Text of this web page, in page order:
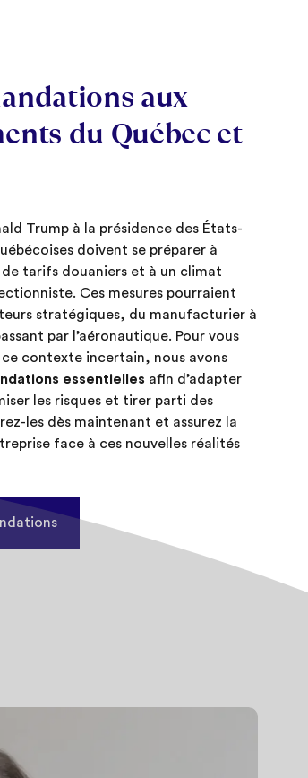
aux
du Québec et
Trump à la présidence des États-
doivent se préparer à
de tarifs douaniers et à un climat
Ces mesures pourraient
stratégiques, du manufacturier à
par l’aéronautique. Pour vous
contexte incertain, nous avons
essentielles afin d’adapter
les risques et tirer parti des
les dès maintenant et assurez la
face à ces nouvelles réalités